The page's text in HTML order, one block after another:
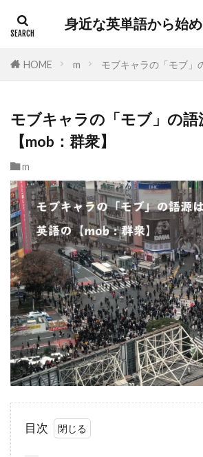
身近な英単語から始め
HOME m モブキャラの「モブ」
モブキャラの「モブ」の語
【mob：群衆】
m
目次